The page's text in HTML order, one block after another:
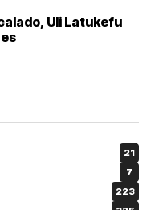
Uli Latukefu
21
7
223